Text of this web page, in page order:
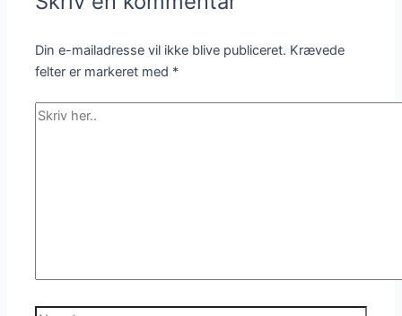
Din e-mailadresse vil ikke blive publiceret. Krævede
felter er markeret med *
Skriv